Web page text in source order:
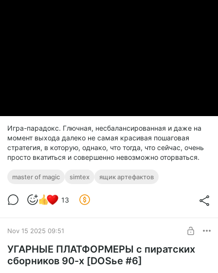
Игра-парадокс. Глючная, несбалансированная и даже на
момент выхода далеко не самая красивая пошаговая
стратегия, в которую, однако, что тогда, что сейчас, очень
просто вкатиться и совершенно невозможно оторваться.
master of magic simtex ящик артефактов
13
Nov 15 2025 09:51
УГАРНЫЕ ПЛАТФОРМЕРЫ с пиратских
сборников 90-х [DOSье #6]